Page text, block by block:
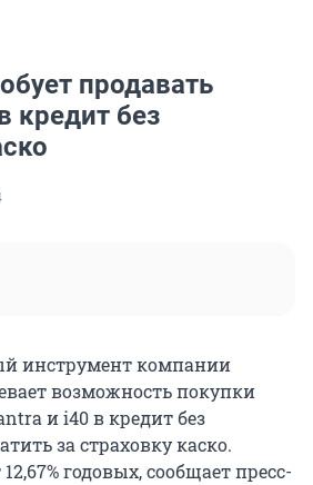
продавать
кредит без
инструмент компании
возможность покупки
и i40 в кредит без
за страховку каско.
годовых, сообщает пресс-